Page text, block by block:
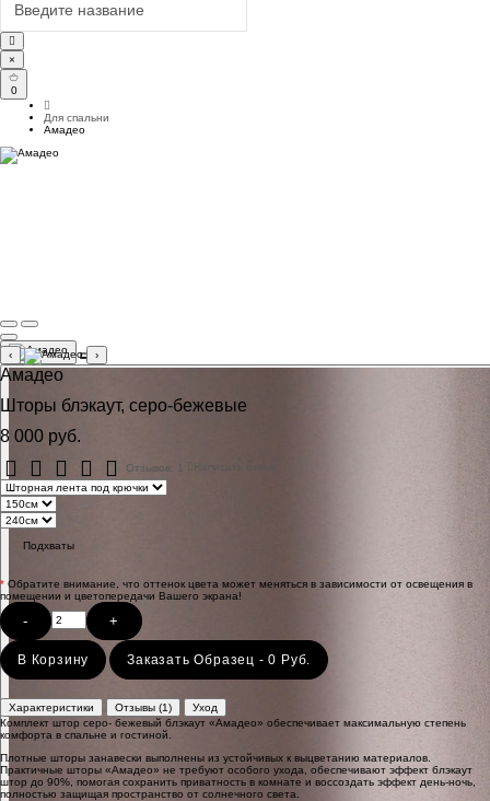
×
0
Для спальни
Амадео
‹ ›
Амадео
Шторы блэкаут, серо-бежевые
8 000 руб.
Отзывов: 1
Подхваты
* Обратите внимание, что оттенок цвета может меняться в зависимости от освещения в
помещении и цветопередачи Вашего экрана!
- +
В Корзину Заказать Образец - 0 Руб.
Характеристики Отзывы (1)
Уход
Комплект штор серо- бежевый блэкаут «Амадео» обеспечивает максимальную степень
комфорта в спальне и гостиной.
Плотные шторы занавески выполнены из устойчивых к выцветанию материалов.
Практичные шторы «Амадео» не требуют особого ухода, обеспечивают эффект блэкаут
штор до 90%, помогая сохранить приватность в комнате и воссоздать эффект день-ночь,
полностью защищая пространство от солнечного света.